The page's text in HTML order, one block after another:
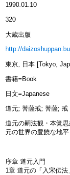
1990.01.10
320
大蔵出版
http://
東京, 日本 [Tokyo,
書籍=Book
日文=Japanese
道元; 菩薩戒; 菩薩; 戒
道元の嗣法観・本覚
元の世界の豊饒な地
序章 道元入門
1章 道元の「入宋伝法